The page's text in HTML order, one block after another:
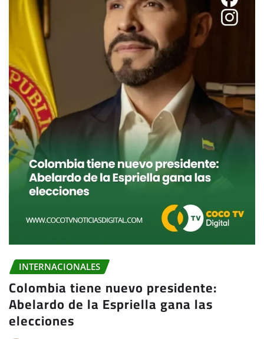
INTERNACIONALES
Colombia tiene nuevo presidente:
Abelardo de la Espriella gana las
elecciones